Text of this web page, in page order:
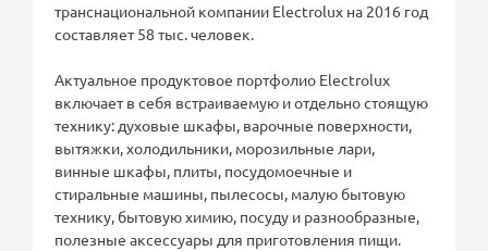
транснациональной компании Electrolux на 2016 год
составляет 58 тыс. человек.
Актуальное продуктовое портфолио Electrolux
включает в себя встраиваемую и отдельно стоящую
технику: духовые шкафы, варочные поверхности,
вытяжки, холодильники, морозильные лари,
винные шкафы, плиты, посудомоечные и
стиральные машины, пылесосы, малую бытовую
технику, бытовую химию, посуду и разнообразные,
полезные аксессуары для приготовления пищи.